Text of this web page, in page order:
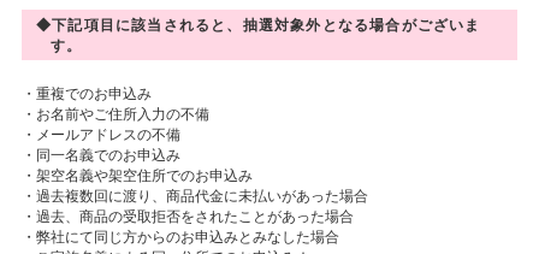
◆下記項目に該当されると、抽選対象外となる場合がございま
す。
・重複でのお申込み
・お名前やご住所入力の不備
・メールアドレスの不備
・同一名義でのお申込み
・架空名義や架空住所でのお申込み
・過去複数回に渡り、商品代金に未払いがあった場合
・過去、商品の受取拒否をされたことがあった場合
・弊社にて同じ方からのお申込みとみなした場合